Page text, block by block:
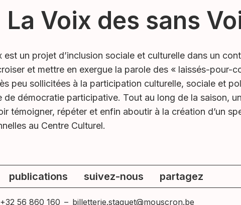
La Voix des sans
est un projet d’inclusion sociale et culturelle dans un
et mettre en exergue la parole des « laissés-pour-
peu sollicitées à la participation culturelle, sociale et
de démocratie participative. Tout au long de la saison,
témoigner, répéter et enfin aboutir à la création d’un
au Centre Culturel.
publications suivez-nous partagez
+32 56 860 160 – billetterie.staquet@mouscron.be